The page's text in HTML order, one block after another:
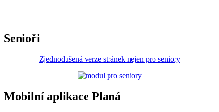
Senioři
Zjednodušená verze stránek nejen pro seniory
Mobilní aplikace Planá